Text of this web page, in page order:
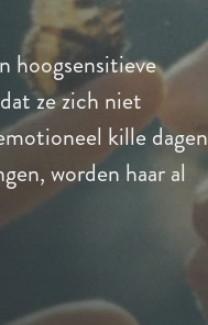
hoogsensitieve
ze zich niet
kille dagen
worden haar al